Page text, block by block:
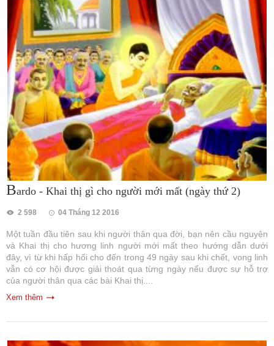
Bardo - Khai thị gì cho người mới mất (ngày thứ 2)
2 598 04 Tháng 12 2016
Một tuần đầu tiên sau khi người thân qua đời, bạn nên cầu nguyện
và Khai thị cho hương linh người mới mất theo hướng dẫn dưới
đây, vì từ khi hấp hối cho đến trong 49 ngày sau khi chết, vong linh
vẫn có cơ hội được giải thoát qua từng ngày nếu được sự hỗ trợ
của người thân qua các bài Khai thị....
Xem thêm